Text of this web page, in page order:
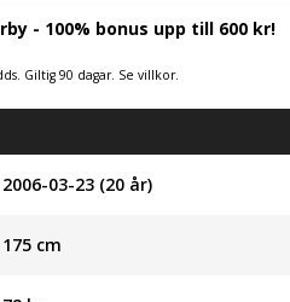
- 100% bonus upp till 600 kr!
Giltig 90 dagar. Se villkor.
2006-03-23 (20 år)
175cm